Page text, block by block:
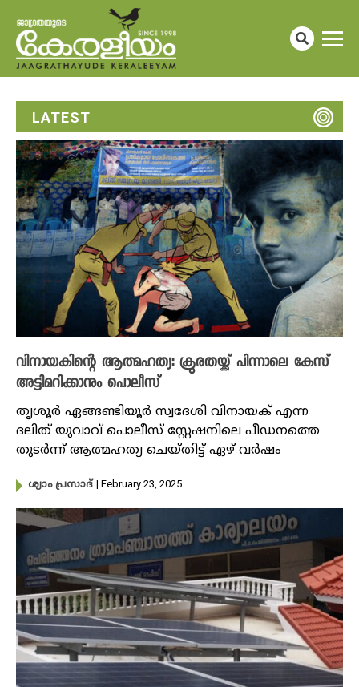
LATEST
വിനായകിന്റെ ആത്മഹത്യ: ക്രൂരതയ്ക്ക് പിന്നാലെ കേസ്
അട്ടിമറിക്കാനും പൊലീസ്
തൃശൂർ ഏങ്ങണ്ടിയൂർ സ്വദേശി വിനായക് എന്ന
ദലിത് യുവാവ് പൊലീസ് സ്റ്റേഷനിലെ പീഡനത്തെ
തുടർന്ന് ആത്മഹത്യ ചെയ്തിട്ട് ഏഴ് വർഷം
ശ്യാം പ്രസാദ് | February 23, 2025